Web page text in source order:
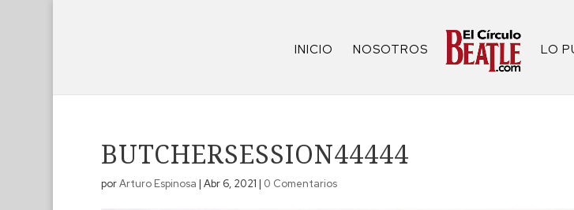
INICIO NOSOTROS LO
BUTCHERSESSION44444
porArturo Espinosa | Abr 6, 2021 | 0 Comentarios